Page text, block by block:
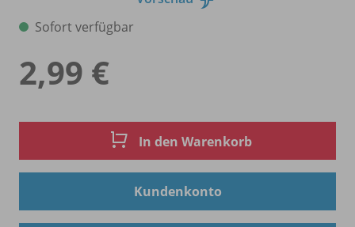
Sofort verfügbar
2,99 €
In den Warenkorb
Kundenkonto